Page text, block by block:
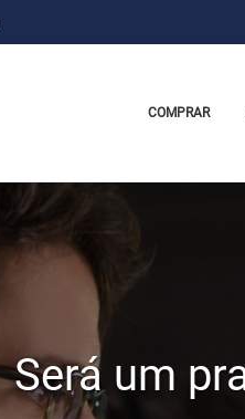
COMPRAR
Será um